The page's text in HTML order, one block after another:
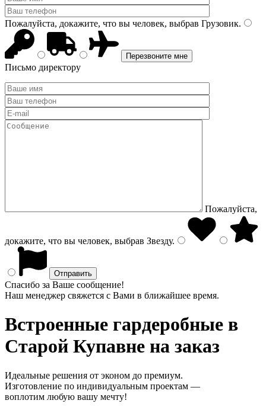
Пожалуйста, докажите, что вы человек, выбрав Грузовик.
Письмо директору
Пожалуйста,
докажите, что вы человек, выбрав Звезду.
Спасибо за Ваше сообщение!
Наш менеджер свяжется с Вами в ближайшее время.
Встроенные гардеробные в
Старой Купавне на заказ
Идеальные решения от эконом до премиум.
Изготовление по индивидуальным проектам —
воплотим любую вашу мечту!